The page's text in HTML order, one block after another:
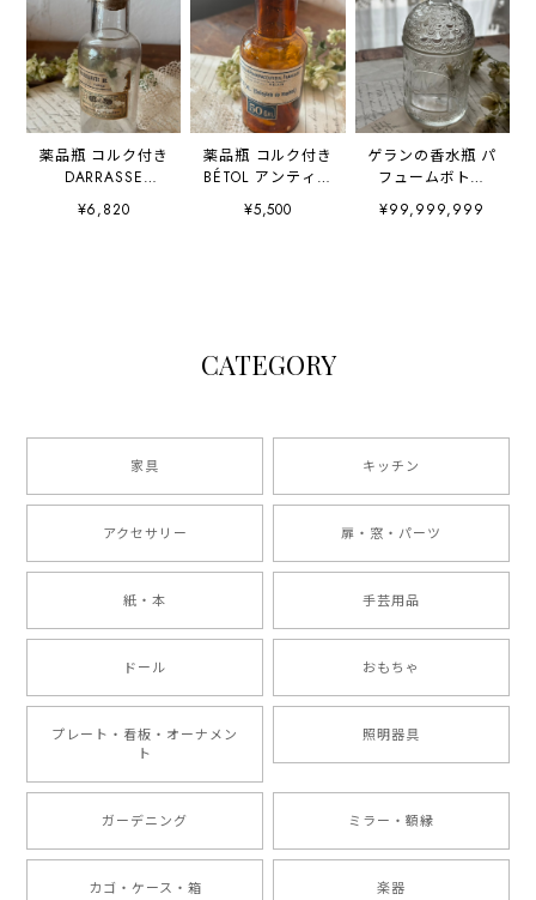
薬品瓶 コルク付き
DARRASSE
FRÈRES アンティ
ークボトル
¥6,820
薬品瓶 コルク付き
BÉTOL アンティー
クボトル
¥5,500
ゲランの香水瓶 パ
フュームボトル
Guerlain ビーボ
トル
¥99,999,999
CATEGORY
家具 キッチン
アクセサリー 扉・窓・パーツ
紙・本 手芸用品
ドール おもちゃ
プレート・看板・オーナメン
ト
照明器具
ガーデニング ミラー・額縁
カゴ・ケース・箱 楽器